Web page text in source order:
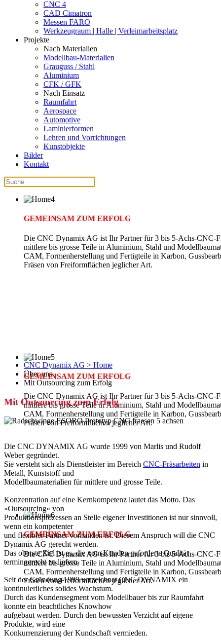
CNC 4
CAD Cimatron
Messen FARO
Werkzeugraum | Halle | Verleimarbeitsplatz
Projekte
Nach Materialien
Modellbau-Materialien
Grauguss / Stahl
Aluminium
CFK / GFK
Nach Einsatz
Raumfahrt
Aerospace
Automotive
Laminierformen
Lehren und Vorrichtungen
Kunstobjekte
Bilder
Kontakt
GEMEINSAM ZUM ERFOLG
Die CNC Dynamix AG ist Ihr Partner für 3 bis 5-Achs-CNC-
mittlere bis grosse Teile in Aluminium, Stahl und
CAM, Formenherstellung und Fertigteile in Karbon,
Fräsen von Freiformflächen jeglicher Art.
GEMEINSAM ZUM ERFOLG
Die CNC Dynamix AG ist Ihr Partner für 3 bis 5-Achs-CNC-
mittlere bis grosse Teile in Aluminium, Stahl und
CAM, Formenherstellung und Fertigteile in Karbon,
Fräsen von Freiformflächen jeglicher Art.
GEMEINSAM ZUM ERFOLG
Die CNC Dynamix AG ist Ihr Partner für 3 bis 5-Achs-CNC-
mittlere bis grosse Teile in Aluminium, Stahl und
CAM, Formenherstellung und Fertigteile in Karbon,
Fräsen von Freiformflächen jeglicher Art.
CNC Dynamix AG > Home
Über uns
Mit Outsourcing zum Erfolg
Mit Outsourcing zum Erfolg
Die CNC DYNAMIX AG wurde 1999 von Marlis und Rudolf
Weber gegründet.
Sie versteht sich als Dienstleister im Bereich CNC-Fräsarbeiten in
Metall, Kunststoff und
Modellbaumaterialien für mittlere und grosse Teile.
Konzentration auf eine Kernkompetenz lautet das Motto. Das
«Outsourcing» von
Produktionsprozessen an Stelle eigener Investitionen ist nur sinnvoll,
wenn ein kompetenter
und flexibler Partner vorhanden ist. Diesem Anspruch will die CNC
Dynamix AG gerecht werden.
Das oberste Ziel ist es, die vom Kunden geforderte Qualität
termingerecht zu liefern.
Seit der Gründung 1999 verzeichnet CNC DYNAMIX ein
kontinuierliches solides Wachstum.
Durch das Kundensegment vom Modellbauer bis zur Raumfahrt
konnte ein beachtliches Knowhow
aufgebaut werden. Durch den bewussten Verzicht auf eigene
Produkte, wird eine
Konkurrenzierung der Kundschaft vermieden.